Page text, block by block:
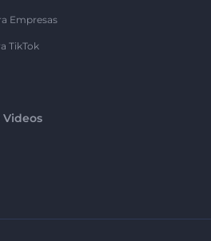
Empresas
TikTok